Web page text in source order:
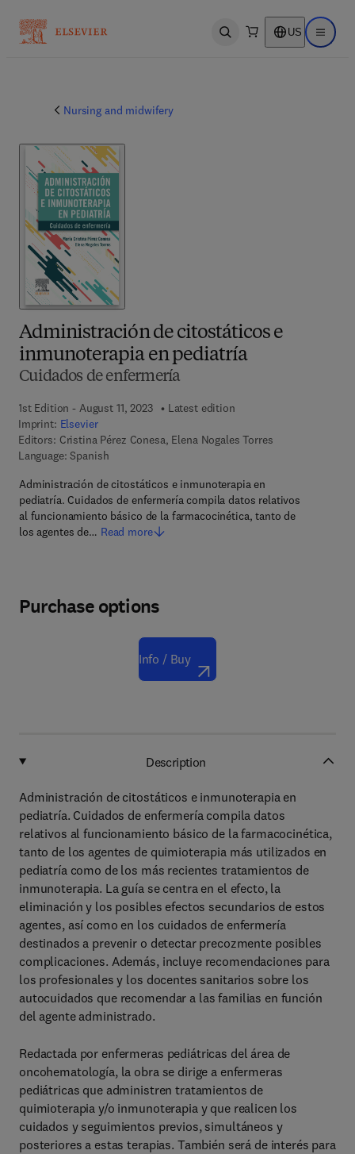
Open search US Open
Nursing and midwifery
Administración de citostáticos e
inmunoterapia en pediatría
Cuidados de enfermería
1st Edition - August 11, 2023
Latest edition
Imprint: Elsevier
Editors: Cristina Pérez Conesa, Elena Nogales Torres
Language: Spanish
Administración de citostáticos e inmunoterapia en
pediatría. Cuidados de enfermería compila datos relativos
al funcionamiento básico de la farmacocinética, tanto de
los agentes de… Read more
Purchase options
Info / Buy
Description
Administración de citostáticos e inmunoterapia en
pediatría. Cuidados de enfermería compila datos
relativos al funcionamiento básico de la farmacocinética,
tanto de los agentes de quimioterapia más utilizados en
pediatría como de los más recientes tratamientos de
inmunoterapia. La guía se centra en el efecto, la
eliminación y los posibles efectos secundarios de estos
agentes, así como en los cuidados de enfermería
destinados a prevenir o detectar precozmente posibles
complicaciones. Además, incluye recomendaciones para
los profesionales y los docentes sanitarios sobre los
autocuidados que recomendar a las familias en función
del agente administrado.
Redactada por enfermeras pediátricas del área de
oncohematología, la obra se dirige a enfermeras
pediátricas que administren tratamientos de
quimioterapia y/o inmunoterapia y que realicen los
cuidados y seguimientos previos, simultáneos y
posteriores a estas terapias. También será de interés para